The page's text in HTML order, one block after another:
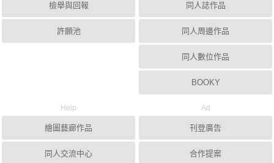
檢舉與回報
許願池
同人誌作品
同人周邊作品
同人數位作品
BOOKY
Help
繪圖藝廊作品
同人交流中心
Ad
刊登廣告
合作提案